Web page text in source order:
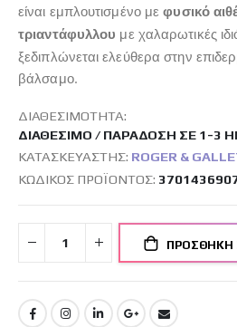
είναι εμπλουτισμένο μεφυσικό
τριαντάφυλλου με χαλαρωτικές
ξεδιπλώνεται ελεύθερα στην
βάλσαμο.
ΔΙΑΘΕΣΙΜΌΤΗΤΑ:
ΔΙΑΘΈΣΙΜΟ / ΠΑΡΆΔΟΣΗ ΣΕ 1-3
ΚΑΤΑΣΚΕΥΑΣΤΉΣ: ROGER &
ΚΩΔΙΚΌΣ ΠΡΟΪΌΝΤΟΣ
ΠΡΟΣΘΉΚΗ